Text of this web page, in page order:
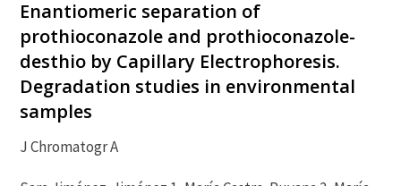
Enantiomeric separation of
prothioconazole and prothioconazole-
desthio by Capillary Electrophoresis.
Degradation studies in environmental
samples
J Chromatogr A